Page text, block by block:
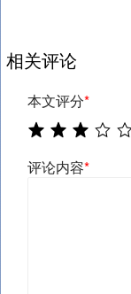
相关评论
本文评分*
评论内容*